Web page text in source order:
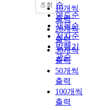
순
연도순
제목순
저자순
발행기
관순
10개씩
출력
20개씩
출력
30개씩
출력
50개씩
출력
100개씩
출력
조회